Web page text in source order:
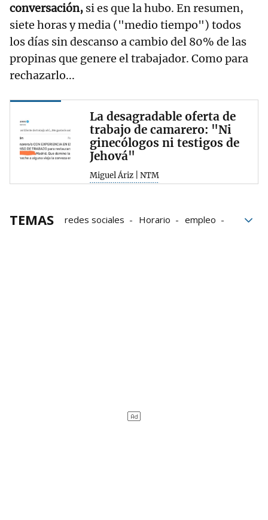
conversación, si es que la hubo. En resumen,
siete horas y media ("medio tiempo") todos
los días sin descanso a cambio del 80% de las
propinas que genere el trabajador. Como para
rechazarlo...
La desagradable oferta de
trabajo de camarero: "Ni
ginecólogos ni testigos de
Jehová"
Miguel Áriz | NTM
TEMAS redes sociales Horario
empleo